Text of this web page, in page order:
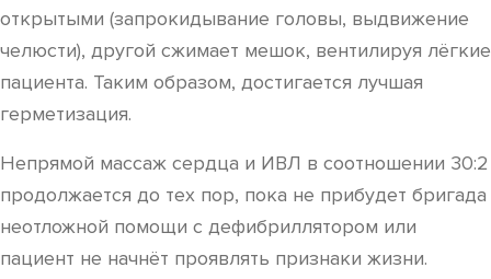
открытыми (запрокидывание головы, выдвижение
челюсти), другой сжимает мешок, вентилируя лёгкие
пациента. Таким образом, достигается лучшая
герметизация.
Непрямой массаж сердца и ИВЛ в соотношении 30:2
продолжается до тех пор, пока не прибудет бригада
неотложной помощи с дефибриллятором или
пациент не начнёт проявлять признаки жизни.